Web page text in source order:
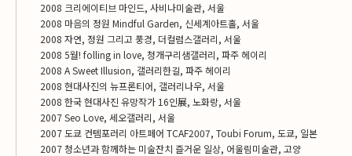
2008 크리에이티브 마인드, 사비나미술관, 서울
2008 마음의 정원 Mindful Garden, 신세계아트홀, 서울
2008 자연, 정원 그리고 풍경, 더컬럼스갤러리, 서울
2008 5월! folling in love, 청개구리샘갤러리, 파주 헤이리
2008 A Sweet Illusion, 갤러리한길, 파주 헤이리
2008 현대사진의 뉴프론티어, 갤러리나우, 서울
2008 한국 현대사진 유망작가 16인展, 노화랑, 서울
2007 Seo Love, 세오갤러리, 서울
2007 도쿄 컨템포러리 아트페어 TCAF2007, Toubi Forum, 도쿄, 일본
2007 청소년과 함께하는 미술잔치 즐거운 일상, 어울림미술관, 고양